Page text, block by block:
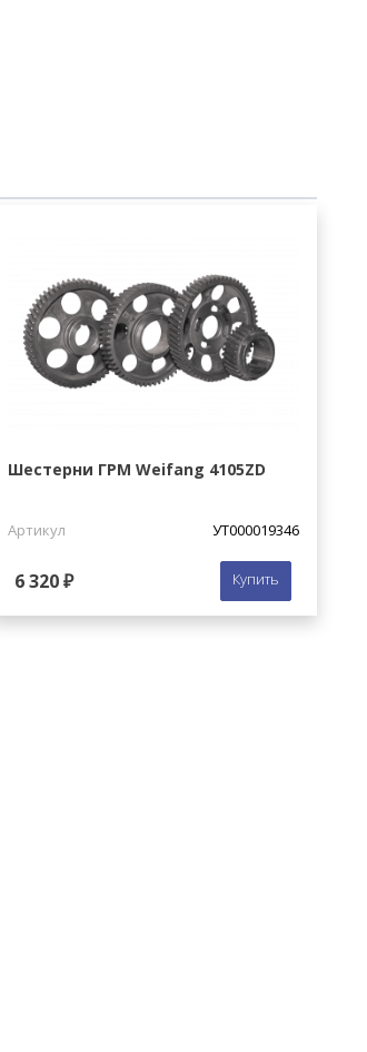
Шестерни ГРМ Weifang 4105ZD
Артикул УТ000019346
6 320 ₽ Купить